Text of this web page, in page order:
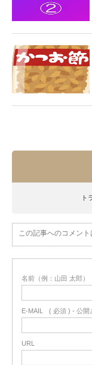
ト
この記事へのコメント
名前（例：山田 太郎）
E-MAIL ( 必須 ) - 公開
URL